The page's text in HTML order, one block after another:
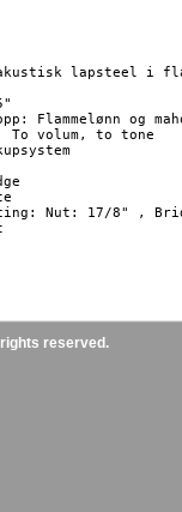
lapsteel i
Flammelønn og
To volum, to tone
Nut: 17/8" ,
reserved.